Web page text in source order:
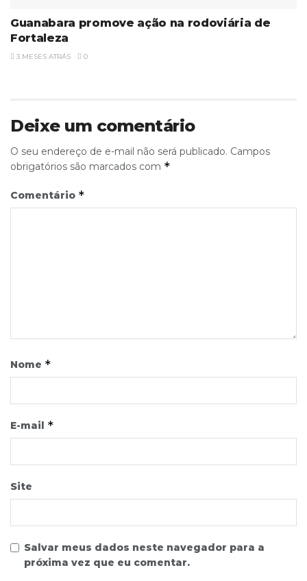
Guanabara promove ação na rodoviária de
Fortaleza
3 MESES ATRÁS 0
Deixe um comentário
O seu endereço de e-mail não será publicado. Campos
obrigatórios são marcados com *
Comentário *
Nome *
E-mail *
Site
Salvar meus dados neste navegador para a
próxima vez que eu comentar.